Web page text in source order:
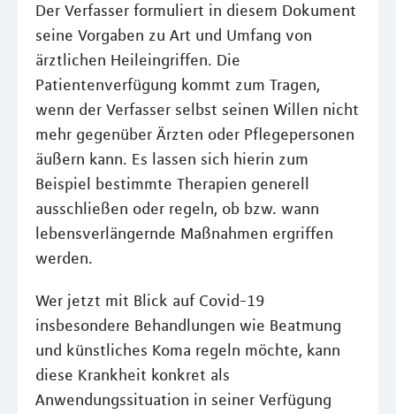
Der Verfasser formuliert in diesem Dokument
seine Vorgaben zu Art und Umfang von
ärztlichen Heileingriffen. Die
Patientenverfügung kommt zum Tragen,
wenn der Verfasser selbst seinen Willen nicht
mehr gegenüber Ärzten oder Pflegepersonen
äußern kann. Es lassen sich hierin zum
Beispiel bestimmte Therapien generell
ausschließen oder regeln, ob bzw. wann
lebensverlängernde Maßnahmen ergriffen
werden.
Wer jetzt mit Blick auf Covid-19
insbesondere Behandlungen wie Beatmung
und künstliches Koma regeln möchte, kann
diese Krankheit konkret als
Anwendungssituation in seiner Verfügung